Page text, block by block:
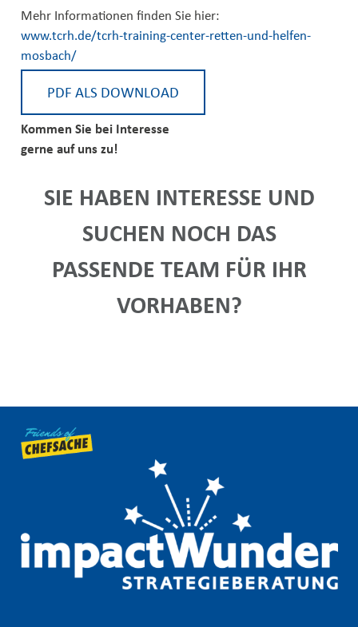
Mehr Informationen finden Sie hier:
www.tcrh.de/tcrh-training-center-retten-und-helfen-
mosbach/
PDF ALS DOWNLOAD
Kommen Sie bei Interesse
gerne auf uns zu!
SIE HABEN INTERESSE UND
SUCHEN NOCH DAS
PASSENDE TEAM FÜR IHR
VORHABEN?